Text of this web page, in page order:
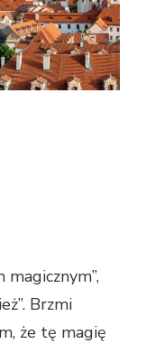
magicznym”,
Brzmi
że tę magię